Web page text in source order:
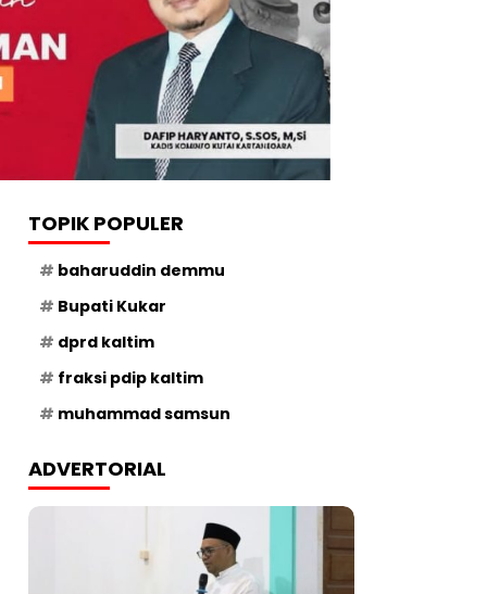
TOPIK POPULER
baharuddin demmu
Bupati Kukar
dprd kaltim
fraksi pdip kaltim
muhammad samsun
ADVERTORIAL